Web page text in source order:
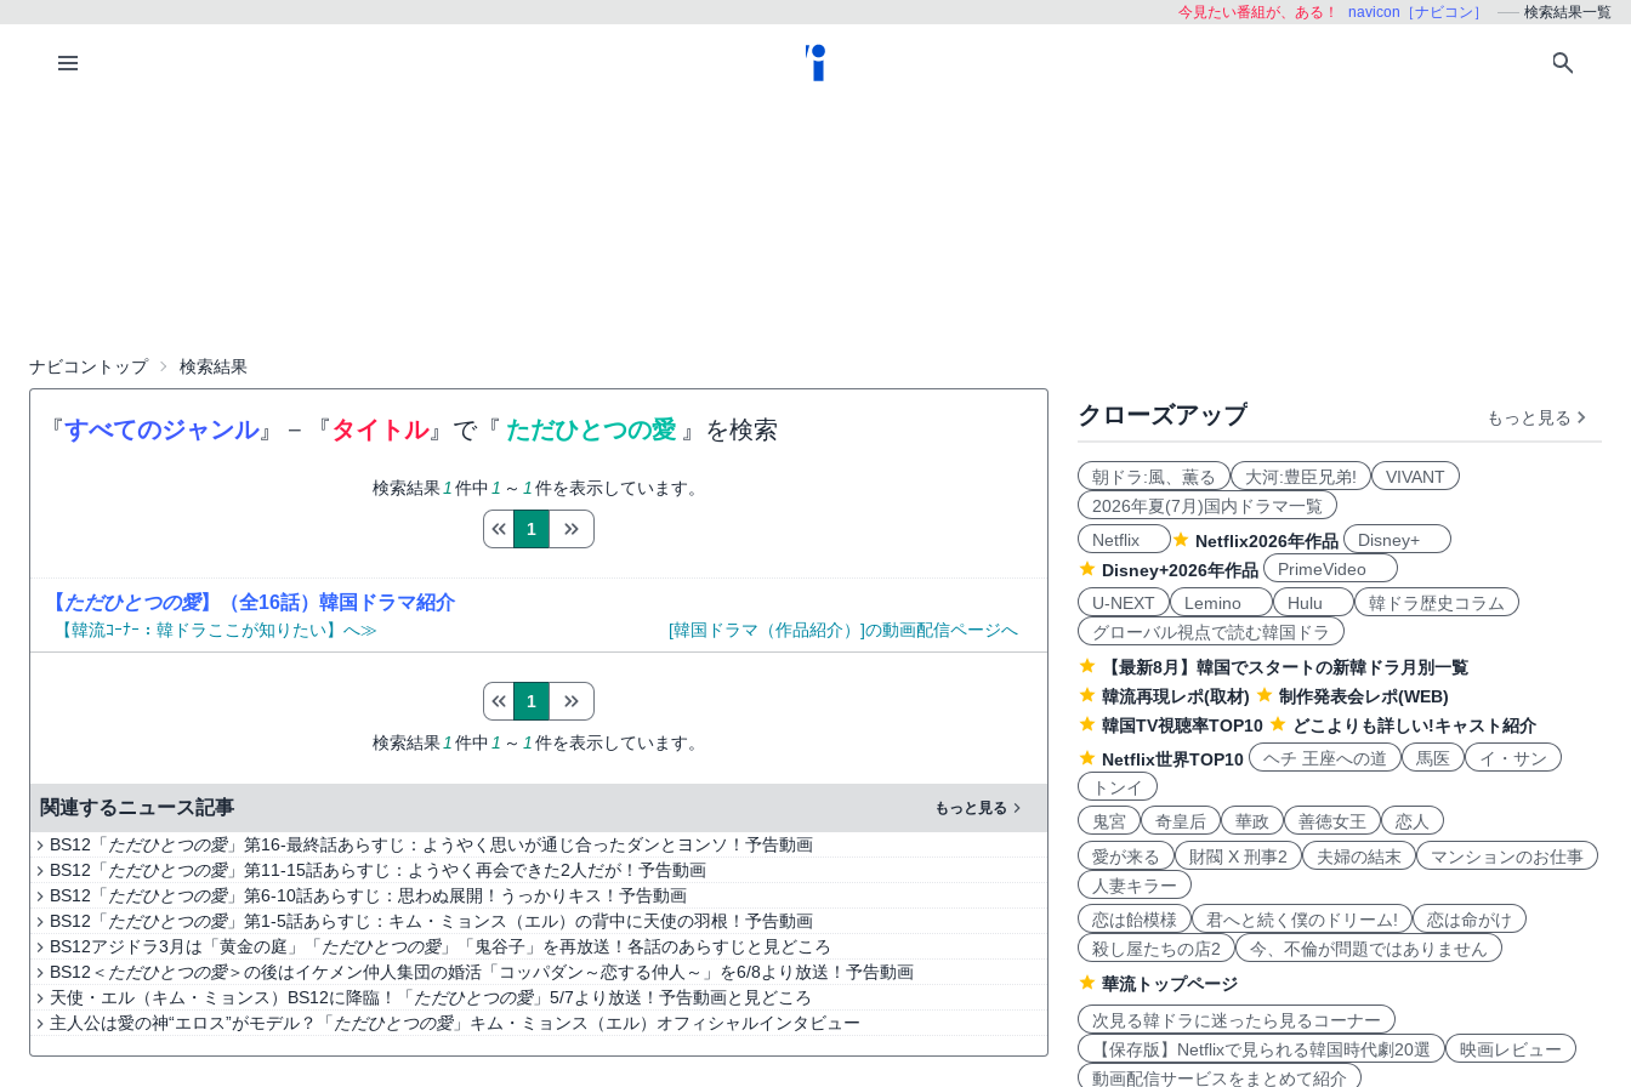
今見たい番組が、ある！ navicon［ナビコン］ 検索結果一覧
ナビコントップ 検索結果
『すべてのジャンル』 − 『タイトル』で『 ただひとつの愛 』を検索
検索結果 1 件中 1 ～ 1 件を表示しています。
1
【 ただひとつの愛】（全16話）韓国ドラマ紹介
【韓流ｺｰﾅｰ：韓ドラここが知りたい】へ≫ [韓国ドラマ（作品紹介）]の動画配信ページへ
検索結果 1 件中 1 ～ 1 件を表示しています。
1
関連するニュース記事 もっと見る
BS12「 ただひとつの愛」第16-最終話あらすじ：ようやく思いが通じ合ったダンとヨンソ！予告動画
BS12「 ただひとつの愛」第11-15話あらすじ：ようやく再会できた2人だが！予告動画
BS12「 ただひとつの愛」第6-10話あらすじ：思わぬ展開！うっかりキス！予告動画
BS12「 ただひとつの愛」第1-5話あらすじ：キム・ミョンス（エル）の背中に天使の羽根！予告動画
BS12アジドラ3月は「黄金の庭」「 ただひとつの愛」「鬼谷子」を再放送！各話のあらすじと見どころ
BS12＜ ただひとつの愛＞の後はイケメン仲人集団の婚活「コッパダン～恋する仲人～」を6/8より放送！予告動画
天使・エル（キム・ミョンス）BS12に降臨！「 ただひとつの愛」5/7より放送！予告動画と見どころ
主人公は愛の神“エロス”がモデル？「 ただひとつの愛」キム・ミョンス（エル）オフィシャルインタビュー
クローズアップ もっと見る
朝ドラ:風、薫る 大河:豊臣兄弟!
VIVANT
2026年夏(7月)国内ドラマ一覧
Netflix
Netflix2026年作品
Disney+
Disney+2026年作品
PrimeVideo
U-NEXT
Lemino Hulu
韓ドラ歴史コラム
グローバル視点で読む韓国ドラ
【最新8月】韓国でスタートの新韓ドラ月別一覧
韓流再現レポ(取材)
制作発表会レポ(WEB)
韓国TV視聴率TOP10
どこよりも詳しい!キャスト紹介
Netflix世界TOP10
ヘチ 王座への道 馬医
イ・サン
トンイ
鬼宮
奇皇后 華政 善徳女王
恋人
愛が来る
財閥 X 刑事2 夫婦の結末
マンションのお仕事
人妻キラー
恋は飴模様
君へと続く僕のドリーム!
恋は命がけ
殺し屋たちの店2
今、不倫が問題ではありません
華流トップページ
次見る韓ドラに迷ったら見るコーナー
【保存版】Netflixで見られる韓国時代劇20選
映画レビュー
動画配信サービスをまとめて紹介